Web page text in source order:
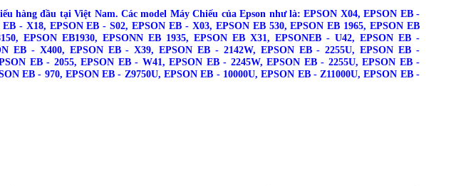
hàng đầu tại Việt Nam. Các model Máy Chiếu của Epson như là: EPSON X04, EPSON EB -
- X18, EPSON EB - S02, EPSON EB - X03, EPSON EB 530, EPSON EB 1965, EPSON EB
EPSON EB1930, EPSONN EB 1935, EPSON EB X31, EPSONEB - U42, EPSON EB -
EB - X400, EPSON EB - X39, EPSON EB - 2142W, EPSON EB - 2255U, EPSON EB -
EB - 2055,EPSON EB - W41,EPSON EB - 2245W,EPSON EB - 2255U,EPSON EB -
EB - 970, EPSON EB - Z9750U,EPSON EB - 10000U,EPSON EB - Z11000U,EPSON EB -